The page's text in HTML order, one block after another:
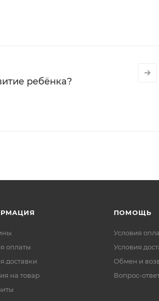
ребёнка?
оплаты
доставки
на товар
ПОМОЩЬ
Условия
Условия
Обмен и
Вопрос-